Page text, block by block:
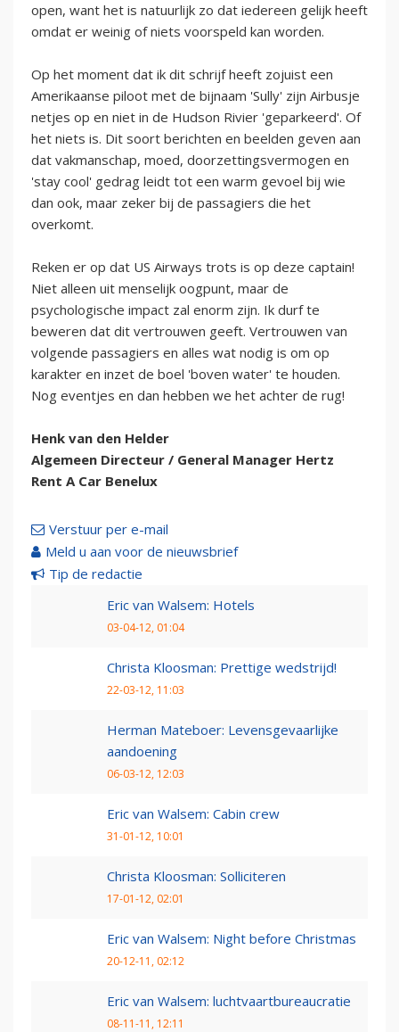
open, want het is natuurlijk zo dat iedereen gelijk heeft
omdat er weinig of niets voorspeld kan worden.
Op het moment dat ik dit schrijf heeft zojuist een
Amerikaanse piloot met de bijnaam 'Sully' zijn Airbusje
netjes op en niet in de Hudson Rivier 'geparkeerd'. Of
het niets is. Dit soort berichten en beelden geven aan
dat vakmanschap, moed, doorzettingsvermogen en
'stay cool' gedrag leidt tot een warm gevoel bij wie
dan ook, maar zeker bij de passagiers die het
overkomt.
Reken er op dat US Airways trots is op deze captain!
Niet alleen uit menselijk oogpunt, maar de
psychologische impact zal enorm zijn. Ik durf te
beweren dat dit vertrouwen geeft. Vertrouwen van
volgende passagiers en alles wat nodig is om op
karakter en inzet de boel 'boven water' te houden.
Nog eventjes en dan hebben we het achter de rug!
Henk van den Helder
Algemeen Directeur / General Manager Hertz
Rent A Car Benelux
Verstuur per e-mail
Meld u aan voor de nieuwsbrief
Tip de redactie
Eric van Walsem: Hotels
03-04-12, 01:04
Christa Kloosman: Prettige wedstrijd!
22-03-12, 11:03
Herman Mateboer: Levensgevaarlijke
aandoening
06-03-12, 12:03
Eric van Walsem: Cabin crew
31-01-12, 10:01
Christa Kloosman: Solliciteren
17-01-12, 02:01
Eric van Walsem: Night before Christmas
20-12-11, 02:12
Eric van Walsem: luchtvaartbureaucratie
08-11-11, 12:11